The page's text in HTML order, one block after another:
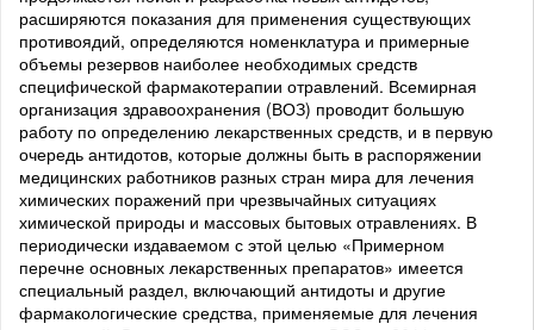
расширяются показания для применения существующих
противоядий, определяются номенклатура и примерные
объемы резервов наиболее необходимых средств
специфической фармакотерапии отравлений. Всемирная
организация здравоохранения (ВОЗ) проводит большую
работу по определению лекарственных средств, и в первую
очередь антидотов, которые должны быть в распоряжении
медицинских работников разных стран мира для лечения
химических поражений при чрезвычайных ситуациях
химической природы и массовых бытовых отравлениях. В
периодически издаваемом с этой целью «Примерном
перечне основных лекарственных препаратов» имеется
специальный раздел, включающий антидоты и другие
фармакологические средства, применяемые для лечения